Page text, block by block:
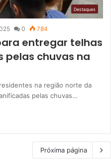
Destaques
0 784
entregar telhas
chuvas na
na região norte da
pelas chuvas…
Próxima página